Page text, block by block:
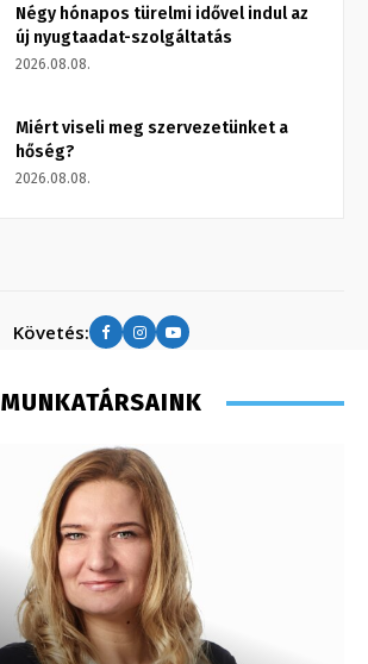
Négy hónapos türelmi idővel indul az
új nyugtaadat-szolgáltatás
2026.08.08.
Miért viseli meg szervezetünket a
hőség?
2026.08.08.
Követés:
MUNKATÁRSAINK